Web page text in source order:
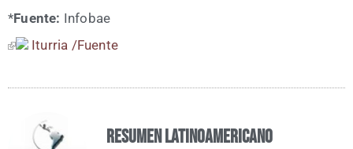
*Fuen­te: Info­bae
Itu­rria /​Fuen­te
Resumen Latinoamericano